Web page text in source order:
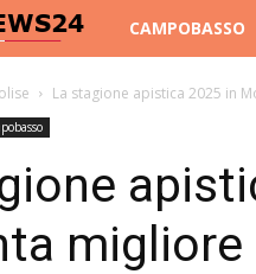
Molise
News
CAMPOBASSO
La stagione apistica 2025 in